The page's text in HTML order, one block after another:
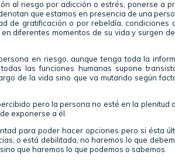
al riesgo por adicción o estrés, ponerse a
que estamos en presencia de una
de gratificación o por rebeldía, condiciones
diferentes momentos de su vida y surgen
en riesgo, aunque tenga toda la
las funciones humanas supone
de la vida sino que va mutando según
pero la persona no esté en la plenitud
exponerse a él.
para poder hacer opciones pero si ésta
o está debilitada, no haremos lo que
que haremos lo que podemos o sabemos.